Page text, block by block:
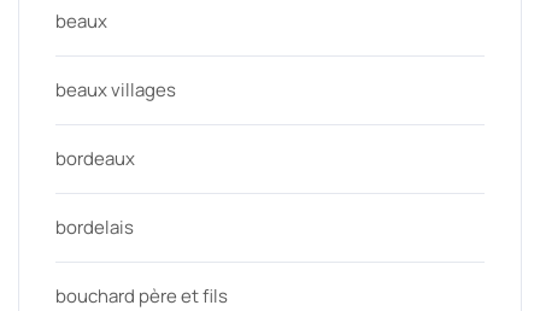
beaux
beaux villages
bordeaux
bordelais
bouchard père et fils